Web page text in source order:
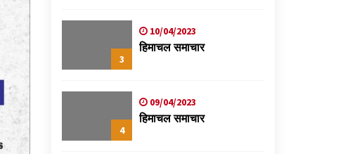
स्वास्थ्य शिविर
3
10/04/2023
हिमाचल समाचार
4
09/04/2023
हिमाचल समाचार